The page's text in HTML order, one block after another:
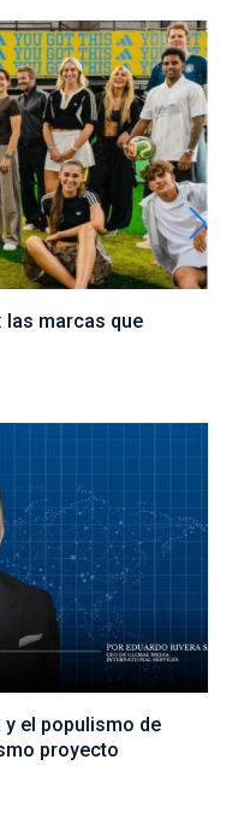
las marcas que
el populismo de
proyecto